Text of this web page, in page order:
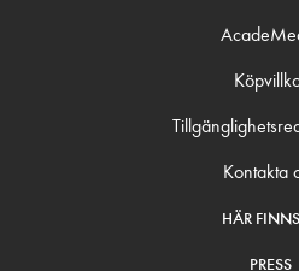
Kontakta
HÄR
PRESS